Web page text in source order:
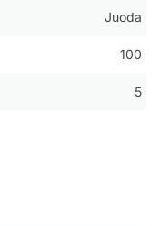
Juoda
100
5